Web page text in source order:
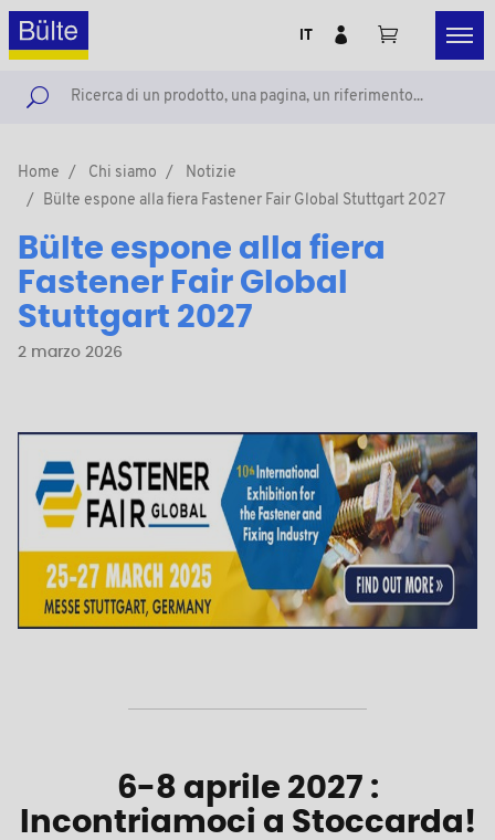
IT
Home Chi siamo
Notizie
Bülte espone alla fiera Fastener Fair Global Stuttgart 2027
Bülte espone alla fiera
Fastener Fair Global
Stuttgart 2027
2 marzo 2026
6-8 aprile 2027 :
Incontriamoci a Stoccarda!